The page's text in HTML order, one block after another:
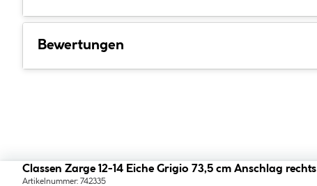
Bewertungen
Classen Zarge 12-14 Eiche Grigio 73,5 cm Anschlag rechts
Artikelnummer: 742335